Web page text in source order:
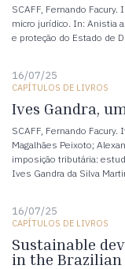
SCAFF, Fernando
micro jurídico. In: Anistia
e proteção do Estado de
16/07/25
CAPÍTULOS DE LIVROS
Ives Gandra,
SCAFF, Fernando
Magalhães Peixoto;
imposição tributária:
Ives Gandra da Silva
16/07/25
CAPÍTULOS DE LIVROS
Sustainable
in the